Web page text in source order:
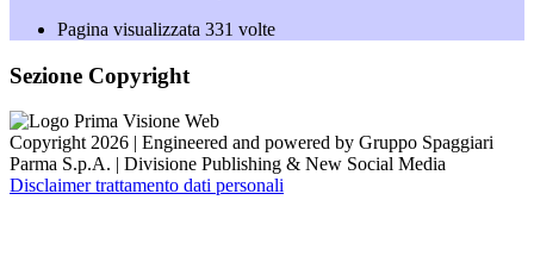
Pagina visualizzata 331 volte
Sezione Copyright
Copyright 2026 | Engineered and powered by Gruppo Spaggiari
Parma S.p.A. | Divisione Publishing & New Social Media
Disclaimer trattamento dati personali